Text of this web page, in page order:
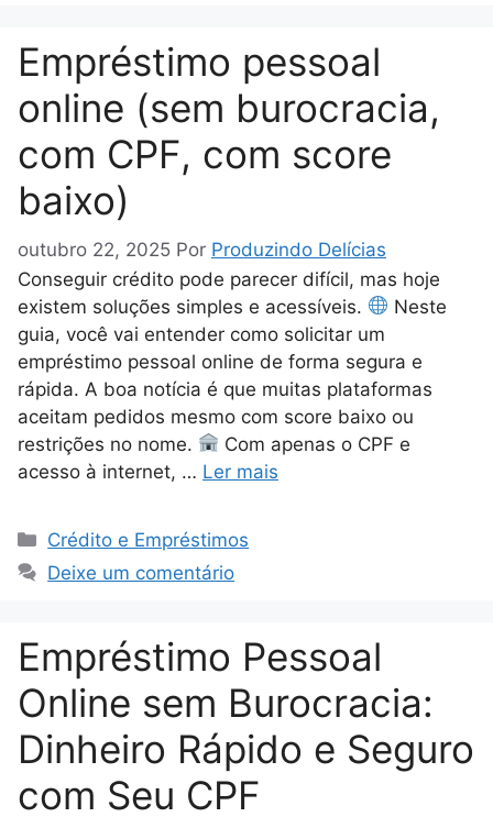
Empréstimo pessoal
online (sem burocracia,
com CPF, com score
baixo)
outubro 22, 2025 Por Produzindo Delícias
Conseguir crédito pode parecer difícil, mas hoje
existem soluções simples e acessíveis.
Neste
guia, você vai entender como solicitar um
empréstimo pessoal online de forma segura e
rápida. A boa notícia é que muitas plataformas
aceitam pedidos mesmo com score baixo ou
restrições no nome.
Com apenas o CPF e
acesso à internet, … Ler mais
Categorias
Crédito e Empréstimos
Deixe um comentário
Empréstimo Pessoal
Online sem Burocracia:
Dinheiro Rápido e Seguro
com Seu CPF